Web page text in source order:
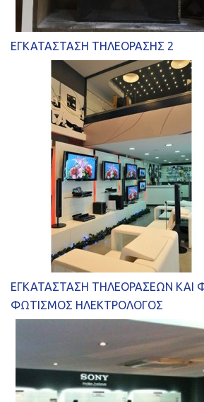
ΕΓΚΑΤΑΣΤΑΣΗ ΤΗΛΕΟΡΑΣΗΣ 2
ΕΓΚΑΤΑΣΤΑΣΗ ΤΗΛΕΟΡΑΣΕΩΝ ΚΑΙ
ΦΩΤΙΣΜΟΣ ΗΛΕΚΤΡΟΛΟΓΟΣ